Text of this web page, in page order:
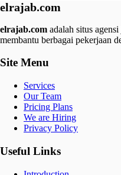
elrajab.com
elrajab.com adalah situs
membantu berbagai pekerjaan
Site Menu
Services
Our Team
Pricing Plans
We are Hiring
Privacy Policy
Useful Links